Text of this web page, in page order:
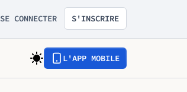
SE CONNECTER S'INSCRIRE
L'APP MOBILE